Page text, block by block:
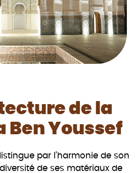
de la
Ben Youssef
par l’harmonie de son
de ses matériaux de